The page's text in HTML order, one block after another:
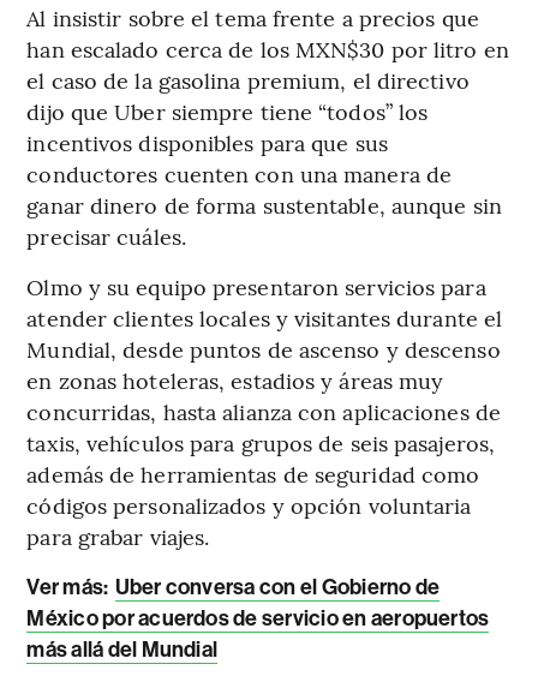
Al insistir sobre el tema frente a precios que
han escalado cerca de los MXN$30 por litro en
el caso de la gasolina premium, el directivo
dijo que Uber siempre tiene “todos” los
incentivos disponibles para que sus
conductores cuenten con una manera de
ganar dinero de forma sustentable, aunque sin
precisar cuáles.
Olmo y su equipo presentaron servicios para
atender clientes locales y visitantes durante el
Mundial, desde puntos de ascenso y descenso
en zonas hoteleras, estadios y áreas muy
concurridas, hasta alianza con aplicaciones de
taxis, vehículos para grupos de seis pasajeros,
además de herramientas de seguridad como
códigos personalizados y opción voluntaria
para grabar viajes.
Ver más: Uber conversa con el Gobierno de
México por acuerdos de servicio en aeropuertos
más allá del Mundial